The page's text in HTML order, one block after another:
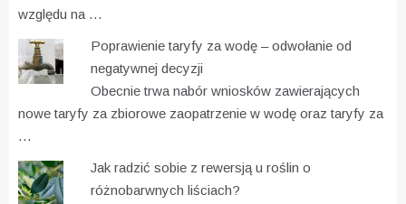
względu na …
Poprawienie taryfy za wodę – odwołanie od
negatywnej decyzji
Obecnie trwa nabór wniosków zawierających
nowe taryfy za zbiorowe zaopatrzenie w wodę oraz taryfy za
…
Jak radzić sobie z rewersją u roślin o
różnobarwnych liściach?